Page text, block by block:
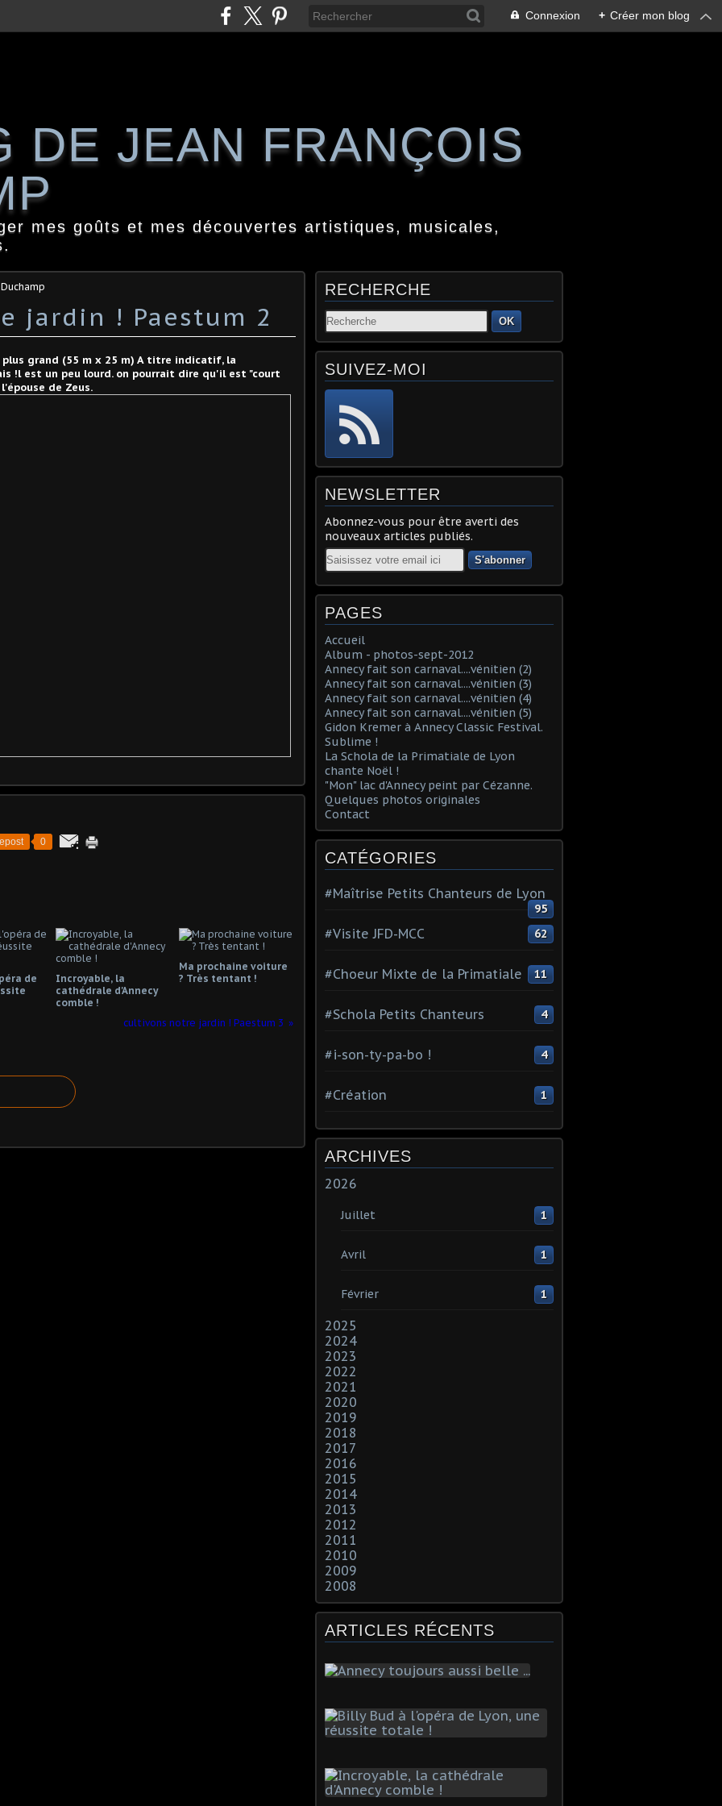
Connexion + Créer mon blog
DE JEAN FRANÇOIS
mes goûts et mes découvertes artistiques, musicales,
jardin ! Paestum 2
grand (55 m x 25 m) A titre indicatif, la
!l est un peu lourd. on pourrait dire qu'il est "court
de Zeus.
0
de
Incroyable, la
cathédrale d'Annecy
comble !
Ma prochaine voiture
? Très tentant !
cultivons notre jardin ! Paestum 3
RECHERCHE
OK
SUIVEZ-MOI
NEWSLETTER
Abonnez-vous pour être averti des
nouveaux articles publiés.
Email
PAGES
Accueil
Album - photos-sept-2012
Annecy fait son carnaval....vénitien (2)
Annecy fait son carnaval....vénitien (3)
Annecy fait son carnaval....vénitien (4)
Annecy fait son carnaval....vénitien (5)
Gidon Kremer à Annecy Classic Festival.
Sublime !
La Schola de la Primatiale de Lyon
chante Noël !
"Mon" lac d'Annecy peint par Cézanne.
Quelques photos originales
Contact
CATÉGORIES
#Maîtrise Petits Chanteurs de Lyon
95
#Visite JFD-MCC 62
#Choeur Mixte de la Primatiale 11
#Schola Petits Chanteurs 4
#i-son-ty-pa-bo ! 4
#Création 1
ARCHIVES
2026
Juillet 1
Avril 1
Février 1
2025
2024
2023
2022
2021
2020
2019
2018
2017
2016
2015
2014
2013
2012
2011
2010
2009
2008
ARTICLES RÉCENTS